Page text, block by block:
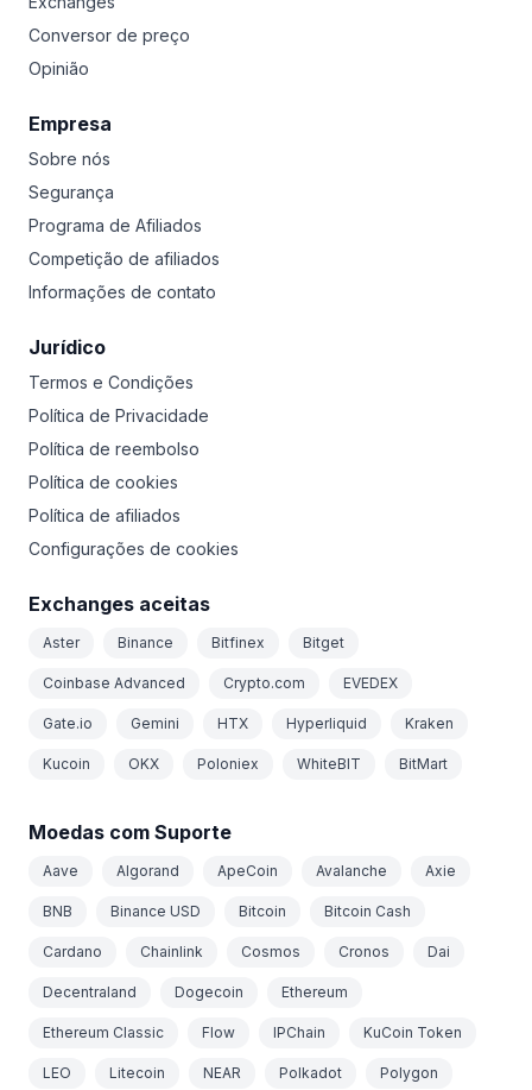
Conversor de preço
Opinião
Empresa
Sobre nós
Segurança
Programa de Afiliados
Competição de afiliados
Informações de contato
Jurídico
Termos e Condições
Política de Privacidade
Política de reembolso
Política de cookies
Política de afiliados
Configurações de cookies
Exchanges aceitas
Aster Binance Bitfinex Bitget
Coinbase Advanced Crypto.com EVEDEX
Gate.io Gemini HTX Hyperliquid Kraken
Kucoin OKX Poloniex WhiteBIT BitMart
Moedas com Suporte
Aave Algorand ApeCoin Avalanche Axie
BNB Binance USD Bitcoin Bitcoin Cash
Cardano Chainlink Cosmos Cronos Dai
Decentraland Dogecoin Ethereum
Ethereum Classic Flow IPChain KuCoin Token
LEO Litecoin NEAR Polkadot Polygon